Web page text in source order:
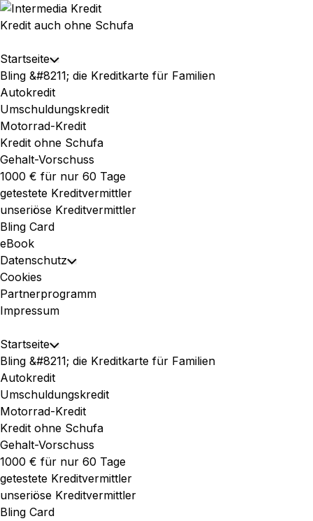
Skip
to
Kredit auch ohne Schufa
Expand
Menu
Startseite Toggle
Child
Menu
Bling &#8211; die Kreditkarte für Familien
Autokredit
Umschuldungskredit
Motorrad-Kredit
Kredit ohne Schufa
Gehalt-Vorschuss
1000 € für nur 60 Tage
getestete Kreditvermittler
unseriöse Kreditvermittler
Bling Card
eBook
Datenschutz Toggle
Menu
Cookies
Partnerprogramm
Impressum
Expand
Menu
Startseite Toggle
Child
Menu
Bling &#8211; die Kreditkarte für Familien
Autokredit
Umschuldungskredit
Motorrad-Kredit
Kredit ohne Schufa
Gehalt-Vorschuss
1000 € für nur 60 Tage
getestete Kreditvermittler
unseriöse Kreditvermittler
Bling Card